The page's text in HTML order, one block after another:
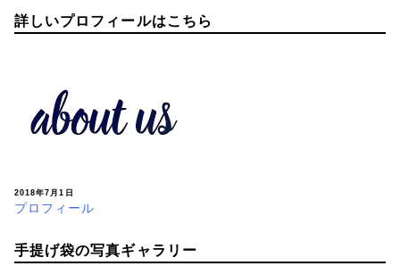
詳しいプロフィールはこちら
2018年7月1日
プロフィール
手提げ袋の写真ギャラリー